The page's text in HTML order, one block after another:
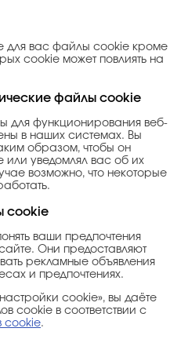
для вас файлы cookie кроме
cookie может повлиять на
файлы cookie
для функционирования веб-
в наших системах. Вы
образом, чтобы он
уведомлял вас об их
возможно, что некоторые
cookie
ваши предпочтения
Они предоставляют
рекламные объявления
и предпочтениях.
cookie», вы даёте
cookie в соответствии с
cookie.